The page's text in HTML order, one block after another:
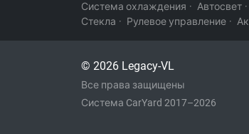
Система охлаждения · Автосвет ·
Стекла · Рулевое управление ·
© 2026 Legacy-VL
Все права защищены
Система CarYard 2017–2026